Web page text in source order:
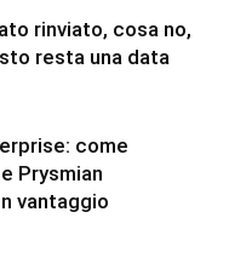
rinviato, cosa no,
resta una data
come
Prysmian
vantaggio